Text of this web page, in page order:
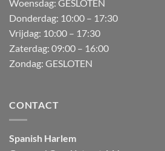
Woensdag: GESLOTEN
Donderdag: 10:00 – 17:30
Vrijdag: 10:00 – 17:30
Zaterdag: 09:00 – 16:00
Zondag: GESLOTEN
CONTACT
Spanish Harlem